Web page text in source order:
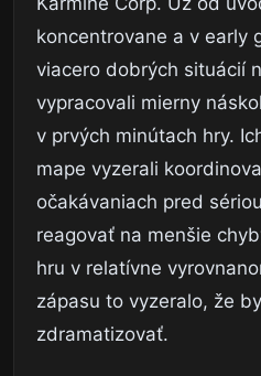
koncentrovane a v early
viacero dobrých situácií
vypracovali mierny
v prvých minútach hry.
mape vyzerali
očakávaniach pred
reagovať na menšie
hru v relatívne
zápasu to vyzeralo, že
zdramatizovať.